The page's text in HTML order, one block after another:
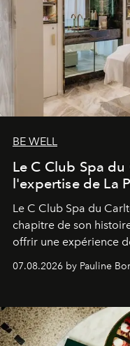
BE WELL
Le C Club Spa
l'expertise de La
Le C Club Spa du
chapitre de son
offrir une expérience
expertise se
07.08.2026 by Pauline